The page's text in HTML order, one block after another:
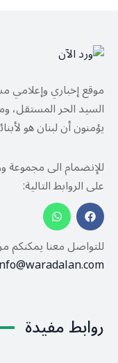
موقع إخباري وإعلامي
السيد الحر المستقل،
يؤمنون أن لبنان هو
للإنضمام الى
على الروابط التالية:
للتواصل معنا يمكنكم
روابط مفيدة